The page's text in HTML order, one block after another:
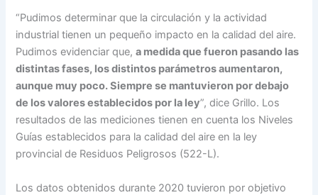
“Pudimos determinar que la circulación y la actividad
industrial tienen un pequeño impacto en la calidad del aire.
Pudimos evidenciar que,a medida que fueron pasando las
distintas fases, los distintos parámetros aumentaron,
aunque muy poco. Siempre se mantuvieron por debajo
de los valores establecidos por la ley”, dice Grillo. Los
resultados de las mediciones tienen en cuenta los Niveles
Guías establecidos para la calidad del aire en la ley
provincial de Residuos Peligrosos (522-L).
Los datos obtenidos durante 2020 tuvieron por objetivo